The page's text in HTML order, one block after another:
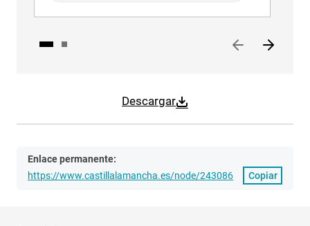
Descargar
Enlace permanente:
https://www.castillalamancha.es/node/243086
Copiar